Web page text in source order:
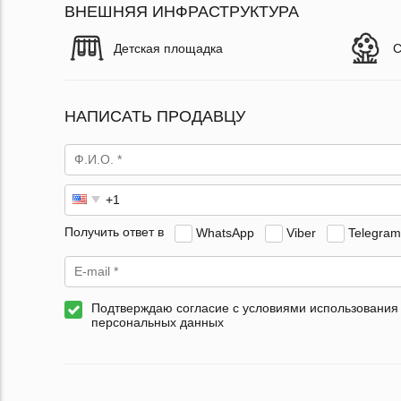
ВНЕШНЯЯ ИНФРАСТРУКТУРА
Детская площадка
НАПИСАТЬ ПРОДАВЦУ
Получить ответ в WhatsApp Viber Telegram
Подтверждаю согласие с условиями использования
персональных данных